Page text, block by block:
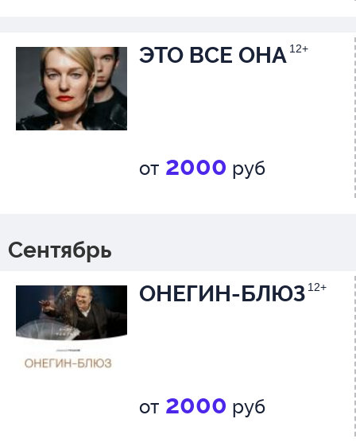
ЭТО ВСЕ ОНА 12+
от 2000 руб
Сентябрь
ОНЕГИН-БЛЮЗ 12+
от 2000 руб